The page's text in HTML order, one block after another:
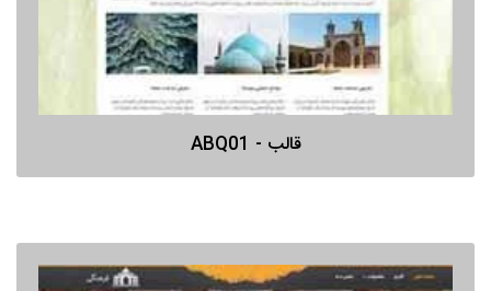
قالب - ABQ01
قالب - AFU03